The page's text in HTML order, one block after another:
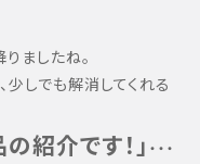
ましたね。
しでも解消してくれる
紹介です！」 ・・・